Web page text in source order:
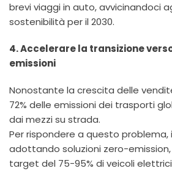
brevi viaggi in auto, avvicinandoci
sostenibilità per il 2030.
4. Accelerare la transizione
emissioni
Nonostante la crescita delle
72% delle emissioni dei trasporti
dai mezzi su strada.
Per rispondere a questo
adottando soluzioni zero-
target del 75-95% di veicoli